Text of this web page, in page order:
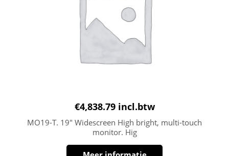
€4,838.79 incl.btw
MO19-T. 19″ Widescreen High bright, multi-touch
monitor. Hig